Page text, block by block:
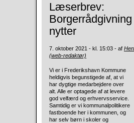
Læserbrev:
nytter
7. oktober 2021 - kl. 15:03 - af
(web-redaktør)
Vi er i Frederikshavn Kommune
heldigvis begunstigede af, at vi
har dygtige medarbejdere over
alt. Alle er optagede af at levere
god velfærd og erhvervsservice.
Samtidig er vi kommunalpolitikere
fastboende her i kommunen, og
har selv børn i skoler og